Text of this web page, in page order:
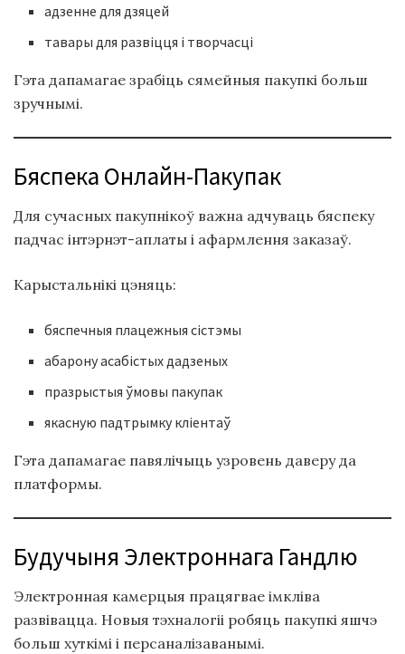
адзенне для дзяцей
тавары для развіцця і творчасці
Гэта дапамагае зрабіць сямейныя пакупкі больш
зручнымі.
Бяспека Онлайн-Пакупак
Для сучасных пакупнікоў важна адчуваць бяспеку
падчас інтэрнэт-аплаты і афармлення заказаў.
Карыстальнікі цэняць:
бяспечныя плацежныя сістэмы
абарону асабістых дадзеных
празрыстыя ўмовы пакупак
якасную падтрымку кліентаў
Гэта дапамагае павялічыць узровень даверу да
платформы.
Будучыня Электроннага Гандлю
Электронная камерцыя працягвае імкліва
развівацца. Новыя тэхналогіі робяць пакупкі яшчэ
больш хуткімі і персаналізаванымі.